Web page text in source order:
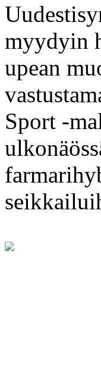
myydyin
upean
Sport -